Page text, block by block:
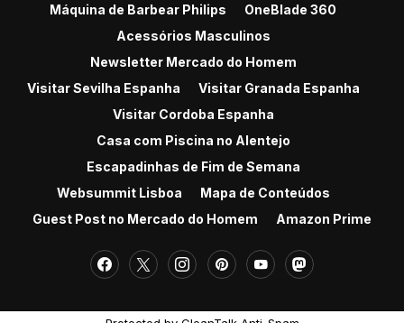
Máquina de Barbear Philips
OneBlade 360
Acessórios Masculinos
Newsletter Mercado do Homem
Visitar Sevilha Espanha
Visitar Granada Espanha
Visitar Cordoba Espanha
Casa com Piscina no Alentejo
Escapadinhas de Fim de Semana
Websummit Lisboa
Mapa de Conteúdos
Guest Post no Mercado do Homem
Amazon Prime